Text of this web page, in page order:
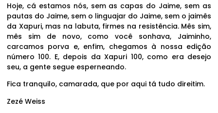
Hoje, cá estamos nós, sem as capas do Jaime, sem as
pautas do Jaime, sem o linguajar do Jaime, sem o jaimês
da Xapuri, mas na labuta, firmes na resistência. Mês sim,
mês sim de novo, como você sonhava, Jaiminho,
carcamos porva e, enfim, chegamos à nossa edição
número 100. E, depois da Xapuri 100, como era desejo
seu, a gente segue esperneando.
Fica tranquilo, camarada, que por aqui tá tudo direitim.
Zezé Weiss